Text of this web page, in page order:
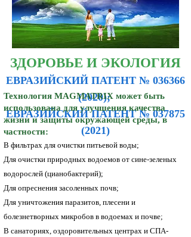
ЗДОРОВЬЕ И ЭКОЛОГИЯ
ЕВРАЗИЙСКИЙ ПАТЕНТ № 036366
(2020);
ЕВРАЗИЙСКИЙ ПАТЕНТ № 037875
(2021)
Технология MAGMATRIX может быть
использована для улучшения качества
жизни и защиты окружающей среды, в
частности:
В фильтрах для очистки питьевой воды;
Для очистки природных водоемов от сине-зеленых
водорослей (цианобактерий);
Для опреснения засоленных почв;
Для уничтожения паразитов, плесени и
болезнетворных микробов в водоемах и почве;
В санаториях, оздоровительных центрах и СПА-